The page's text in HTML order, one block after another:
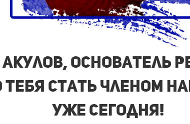
Акулов, основатель
стать членом
уже сегодня!